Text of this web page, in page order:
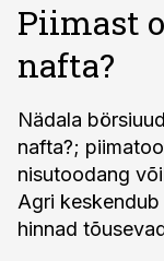
Piimast
nafta?
Nädala
nafta?;
nisutoodang
Agri
hinnad